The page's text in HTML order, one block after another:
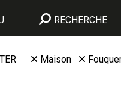
RECHERCHE
Maison